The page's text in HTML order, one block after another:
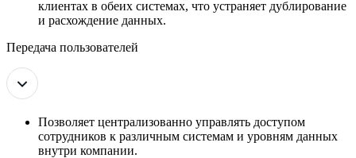
клиентах в обеих системах, что устраняет дублирование
и расхождение данных.
Передача пользователей
Позволяет централизованно управлять доступом
сотрудников к различным системам и уровням данных
внутри компании.